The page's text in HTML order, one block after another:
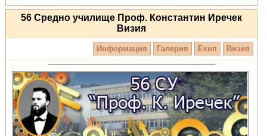
56 Средно училище Проф. Константин Иречек
Визия
Информация Галерия Екип Визия